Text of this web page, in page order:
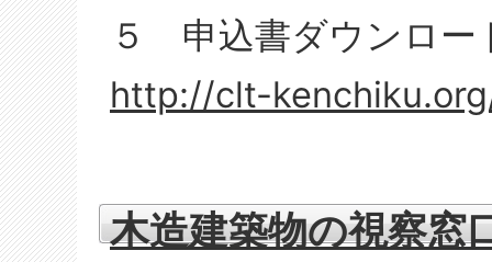
５ 申込書ダウンロー
http://clt-
木造建築物の視察窓